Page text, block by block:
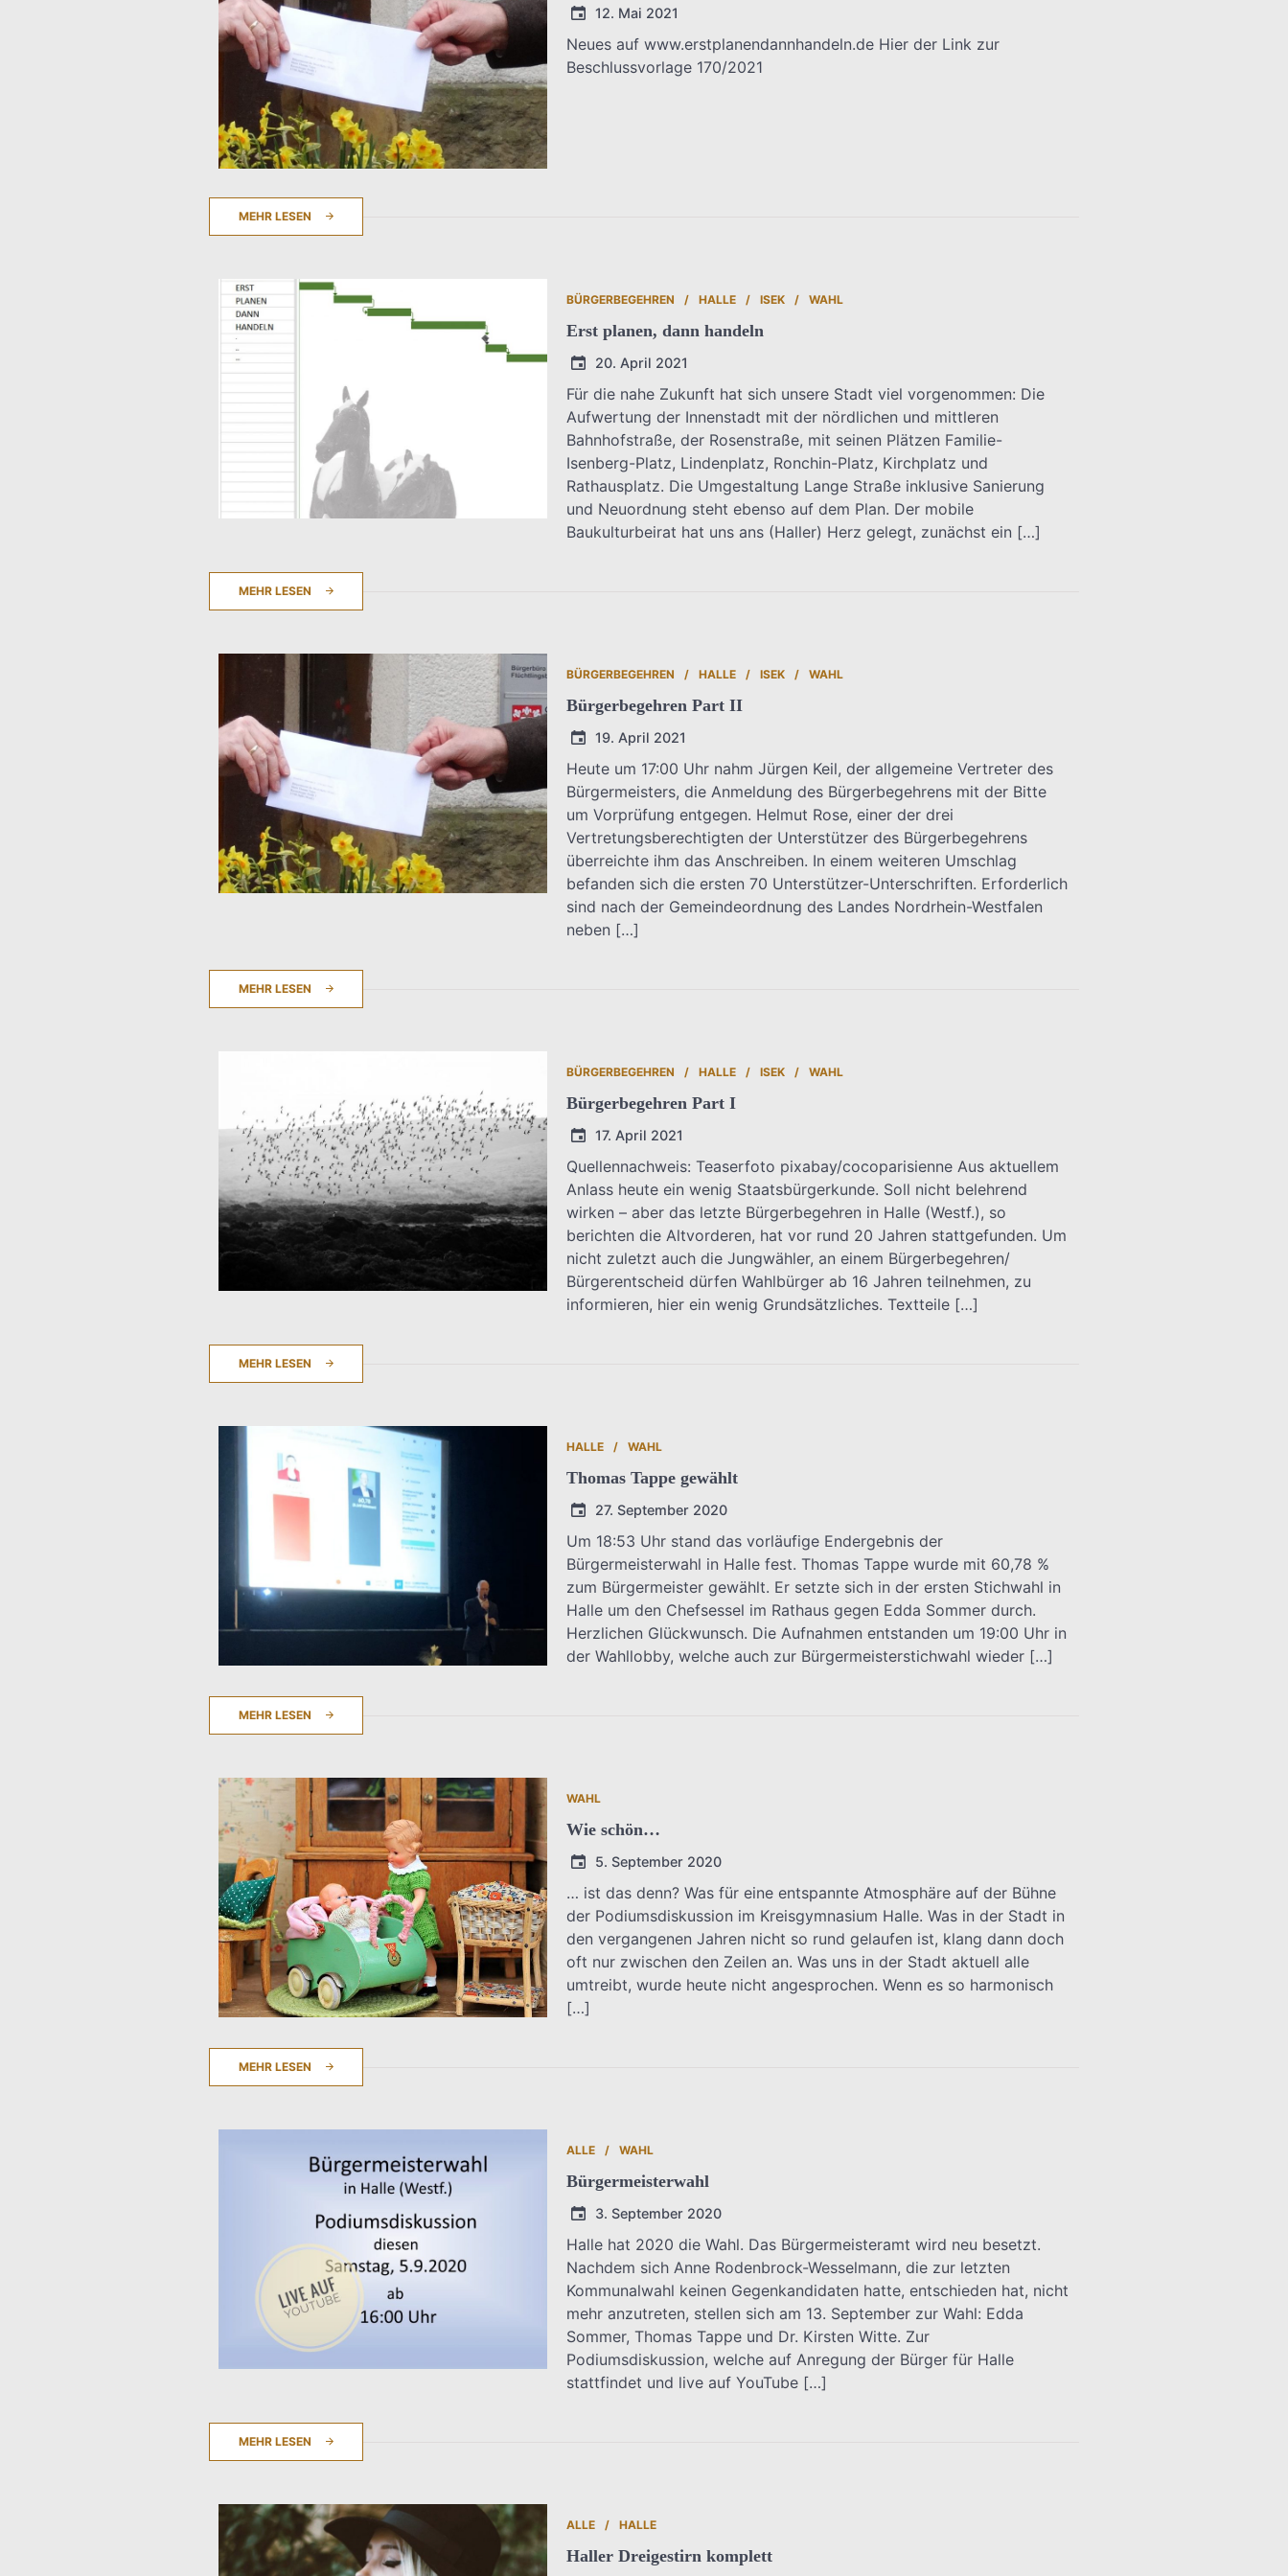
T.Dreier
12. Mai 2021
Neues auf www.erstplanendannhandeln.de Hier der Link zur
Beschlussvorlage 170/2021
MEHR LESEN
BÜRGERBEGEHREN HALLE ISEK WAHL
Erst planen, dann handeln
T.Dreier
20. April 2021
Für die nahe Zukunft hat sich unsere Stadt viel vorgenommen: Die
Aufwertung der Innenstadt mit der nördlichen und mittleren
Bahnhofstraße, der Rosenstraße, mit seinen Plätzen Familie-
Isenberg-Platz, Lindenplatz, Ronchin-Platz, Kirchplatz und
Rathausplatz. Die Umgestaltung Lange Straße inklusive Sanierung
und Neuordnung steht ebenso auf dem Plan. Der mobile
Baukulturbeirat hat uns ans (Haller) Herz gelegt, zunächst ein […]
MEHR LESEN
BÜRGERBEGEHREN HALLE ISEK WAHL
Bürgerbegehren Part II
T.Dreier
19. April 2021
Heute um 17:00 Uhr nahm Jürgen Keil, der allgemeine Vertreter des
Bürgermeisters, die Anmeldung des Bürgerbegehrens mit der Bitte
um Vorprüfung entgegen. Helmut Rose, einer der drei
Vertretungsberechtigten der Unterstützer des Bürgerbegehrens
überreichte ihm das Anschreiben. In einem weiteren Umschlag
befanden sich die ersten 70 Unterstützer-Unterschriften. Erforderlich
sind nach der Gemeindeordnung des Landes Nordrhein-Westfalen
neben […]
MEHR LESEN
BÜRGERBEGEHREN HALLE ISEK WAHL
Bürgerbegehren Part I
T.Dreier
17. April 2021
Quellennachweis: Teaserfoto pixabay/cocoparisienne Aus aktuellem
Anlass heute ein wenig Staatsbürgerkunde. Soll nicht belehrend
wirken – aber das letzte Bürgerbegehren in Halle (Westf.), so
berichten die Altvorderen, hat vor rund 20 Jahren stattgefunden. Um
nicht zuletzt auch die Jungwähler, an einem Bürgerbegehren/
Bürgerentscheid dürfen Wahlbürger ab 16 Jahren teilnehmen, zu
informieren, hier ein wenig Grundsätzliches. Textteile […]
MEHR LESEN
HALLE WAHL
Thomas Tappe gewählt
T.Dreier
27. September 2020
Um 18:53 Uhr stand das vorläufige Endergebnis der
Bürgermeisterwahl in Halle fest. Thomas Tappe wurde mit 60,78 %
zum Bürgermeister gewählt. Er setzte sich in der ersten Stichwahl in
Halle um den Chefsessel im Rathaus gegen Edda Sommer durch.
Herzlichen Glückwunsch. Die Aufnahmen entstanden um 19:00 Uhr in
der Wahllobby, welche auch zur Bürgermeisterstichwahl wieder […]
MEHR LESEN
WAHL
Wie schön…
T.Dreier
5. September 2020
… ist das denn? Was für eine entspannte Atmosphäre auf der Bühne
der Podiumsdiskussion im Kreisgymnasium Halle. Was in der Stadt in
den vergangenen Jahren nicht so rund gelaufen ist, klang dann doch
oft nur zwischen den Zeilen an. Was uns in der Stadt aktuell alle
umtreibt, wurde heute nicht angesprochen. Wenn es so harmonisch
[…]
MEHR LESEN
ALLE WAHL
Bürgermeisterwahl
T.Dreier
3. September 2020
Halle hat 2020 die Wahl. Das Bürgermeisteramt wird neu besetzt.
Nachdem sich Anne Rodenbrock-Wesselmann, die zur letzten
Kommunalwahl keinen Gegenkandidaten hatte, entschieden hat, nicht
mehr anzutreten, stellen sich am 13. September zur Wahl: Edda
Sommer, Thomas Tappe und Dr. Kirsten Witte. Zur
Podiumsdiskussion, welche auf Anregung der Bürger für Halle
stattfindet und live auf YouTube […]
MEHR LESEN
ALLE HALLE
Haller Dreigestirn komplett